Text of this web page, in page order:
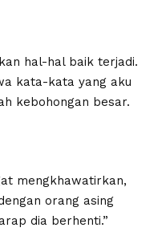
hal-hal baik terjadi.
kata-kata yang aku
kebohongan besar.
mengkhawatirkan,
orang asing
dia berhenti.”